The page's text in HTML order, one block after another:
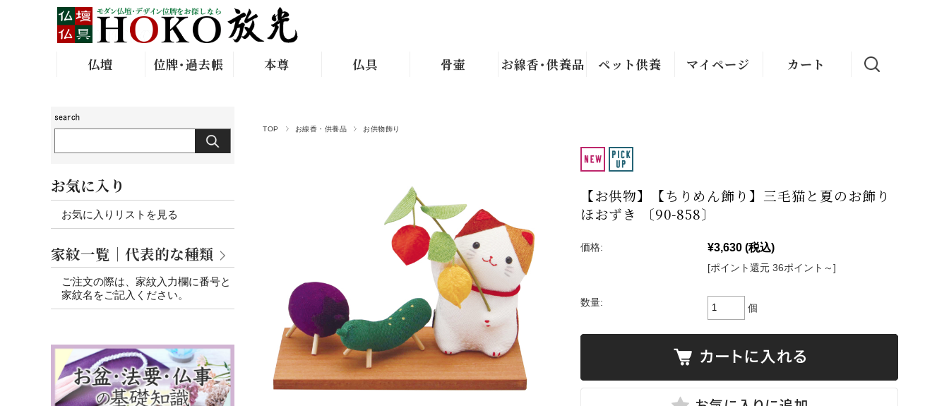
仏壇 位牌･過去帳 本尊 仏具 骨壷 お線香･供養品 ペット供養 マイページ カート
TOP お線香・供養品 お供物飾り
【お供物】【ちりめん飾り】三毛猫と夏のお飾り
ほおずき 〔90-858〕
価格: ¥3,630 (税込)
[ポイント還元 36ポイント～]
数量: 個
お気に入り
お気に入りリストを見る
家紋一覧｜代表的な種類
ご注文の際は、家紋入力欄に番号と
家紋名をご記入ください。